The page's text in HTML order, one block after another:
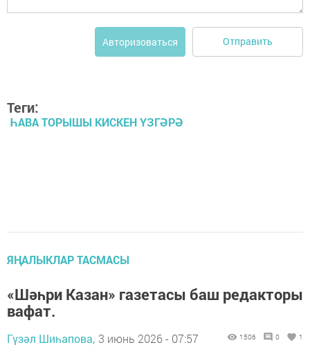
Авторизоваться Отправить
Теги:
ҺАВА ТОРЫШЫ КИСКЕН ҮЗГӘРӘ
ЯҢАЛЫКЛАР ТАСМАСЫ
«Шәһри Казан» газетасы баш редакторы
вафат.
Гүзәл Шиһапова, 3 июнь 2026 - 07:57 1506 0 1